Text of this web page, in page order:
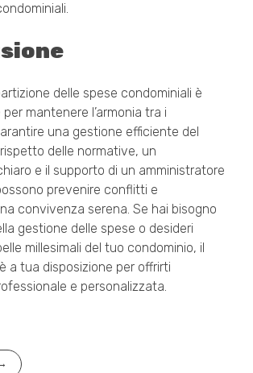
delle spese condominiali è
mantenere l’armonia tra i
una gestione efficiente del
delle normative, un
e il supporto di un amministratore
prevenire conflitti e
convivenza serena. Se hai bisogno
gestione delle spese o desideri
millesimali del tuo condominio, il
a tua disposizione per offrirti
e personalizzata.